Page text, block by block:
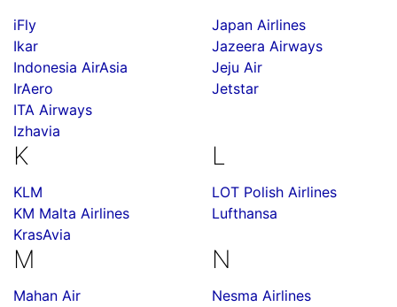
iFly
Ikar
Indonesia AirAsia
IrAero
ITA Airways
Izhavia
Japan Airlines
Jazeera Airways
Jeju Air
Jetstar
K
KLM
KM Malta Airlines
KrasAvia
L
LOT Polish Airlines
Lufthansa
M
Mahan Air
N
Nesma Airlines